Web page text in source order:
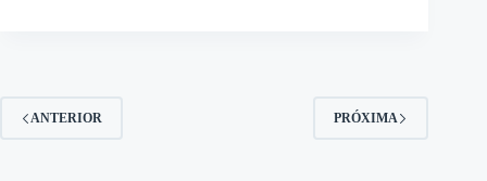
ANTERIOR PRÓXIMA